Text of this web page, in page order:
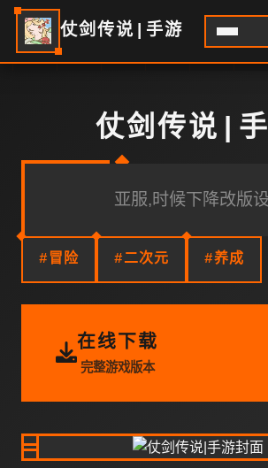
仗剑传说|手游
仗剑传说|
亚服,时候下降改版
#冒险 #二次元 #养成
在线下载
完整游戏版本